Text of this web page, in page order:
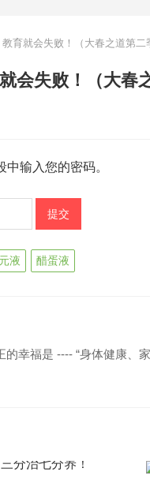
育就会失败！（大春之道第二
会失败！（大春
输入您的密码。
液 醋蛋液
幸福是 ---- “身体健康、